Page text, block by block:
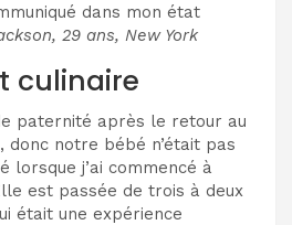
dans mon état
29 ans, New York
culinaire
paternité après le retour au
notre bébé n’était pas
lorsque j’ai commencé à
est passée de trois à deux
était une expérience